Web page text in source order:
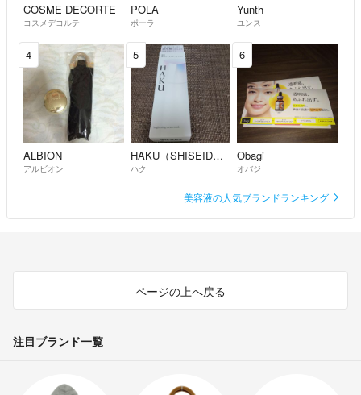
COSME DECORTE
コスメデコルテ
POLA
ポーラ
Yunth
ユンス
4
ALBION
アルビオン
5
HAKU（SHISEIDO）
ハク
6
Obagi
オバジ
美容液の人気ブランドランキング
ページの上へ戻る
注目ブランド一覧